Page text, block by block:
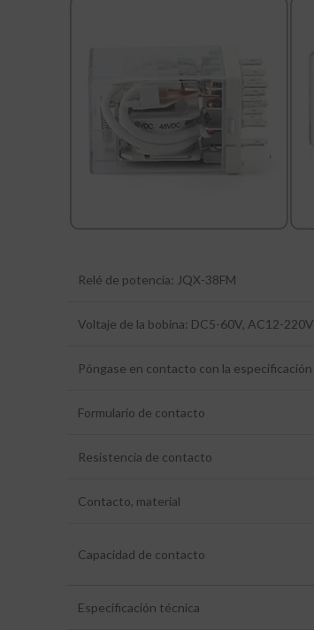
Relé de potencia: JQX-38FM
Voltaje de la bobina: DC5-60V, AC12-220V
Póngase en contacto con la especificación
Formulario de contacto
Resistencia de contacto
Contacto, material
Capacidad de contacto
Especificación técnica